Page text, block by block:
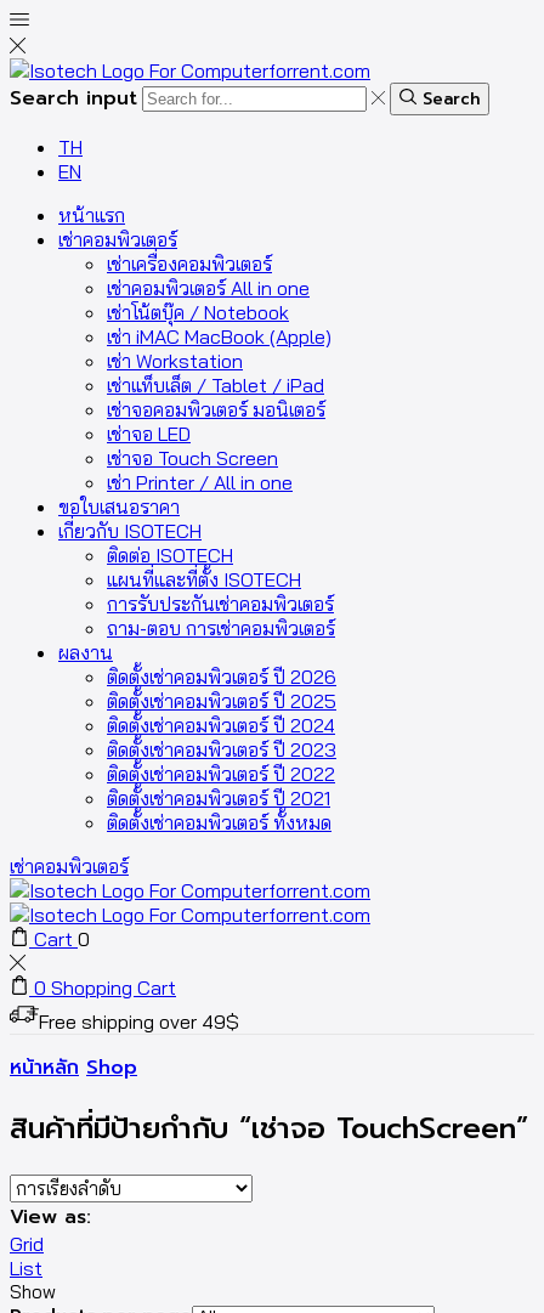
Search input Search
TH
EN
หน้าแรก
เช่าคอมพิวเตอร์
เช่าเครื่องคอมพิวเตอร์
เช่าคอมพิวเตอร์ All in one
เช่าโน้ตบุ๊ค / Notebook
เช่า iMAC MacBook (Apple)
เช่า Workstation
เช่าแท็บเล็ต / Tablet / iPad
เช่าจอคอมพิวเตอร์ มอนิเตอร์
เช่าจอ LED
เช่าจอ Touch Screen
เช่า Printer / All in one
ขอใบเสนอราคา
เกี่ยวกับ ISOTECH
ติดต่อ ISOTECH
แผนที่และที่ตั้ง ISOTECH
การรับประกันเช่าคอมพิวเตอร์
ถาม-ตอบ การเช่าคอมพิวเตอร์
ผลงาน
ติดตั้งเช่าคอมพิวเตอร์ ปี 2026
ติดตั้งเช่าคอมพิวเตอร์ ปี 2025
ติดตั้งเช่าคอมพิวเตอร์ ปี 2024
ติดตั้งเช่าคอมพิวเตอร์ ปี 2023
ติดตั้งเช่าคอมพิวเตอร์ ปี 2022
ติดตั้งเช่าคอมพิวเตอร์ ปี 2021
ติดตั้งเช่าคอมพิวเตอร์ ทั้งหมด
เช่าคอมพิวเตอร์
Cart 0
0 Shopping Cart
Free shipping over 49$
หน้าหลัก Shop
สินค้าที่มีป้ายกำกับ “เช่าจอ TouchScreen”
View as:
Grid
List
Show